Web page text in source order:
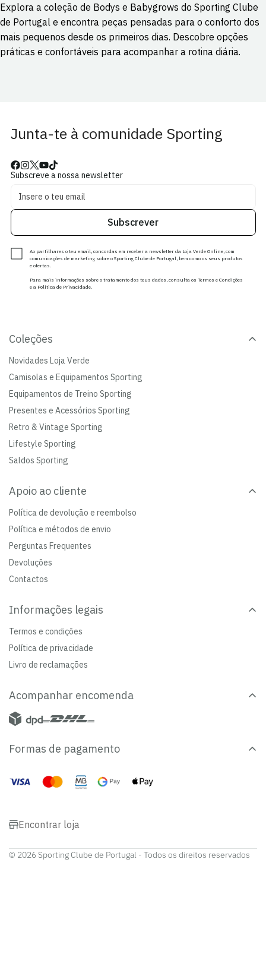
Explora a coleção de Bodys e Babygrows do Sporting Clube
de Portugal e encontra peças pensadas para o conforto dos
mais pequenos desde os primeiros dias. Descobre opções
práticas e confortáveis para acompanhar a rotina diária.
Junta-te à comunidade Sporting
Subscreve a nossa newsletter
Subscrever
Ao partilhares o teu email, concordas em receber a newsletter da Loja Verde Online, com
comunicações de marketing sobre o Sporting Clube de Portugal, bem como os seus produtos
e ofertas.
Para mais informações sobre o tratamento dos teus dados, consulta os Termos e Condições
e a Política de Privacidade.
Coleções
Novidades Loja Verde
Camisolas e Equipamentos Sporting
Equipamentos de Treino Sporting
Presentes e Acessórios Sporting
Retro & Vintage Sporting
Lifestyle Sporting
Saldos Sporting
Apoio ao cliente
Política de devolução e reembolso
Política e métodos de envio
Perguntas Frequentes
Devoluções
Contactos
Informações legais
Termos e condições
Política de privacidade
Livro de reclamações
Acompanhar encomenda
Formas de pagamento
Encontrar loja
© 2026 Sporting Clube de Portugal - Todos os direitos reservados